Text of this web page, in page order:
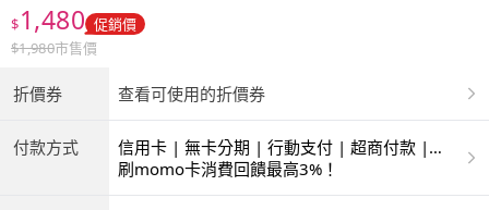
$1,480 促銷價
$1,980市售價
折價券 查看可使用的折價券
付款方式
信用卡 | 無卡分期 | 行動支付 | 超商付款 |
ATM | 銀聯卡
刷momo卡消費回饋最高3%！